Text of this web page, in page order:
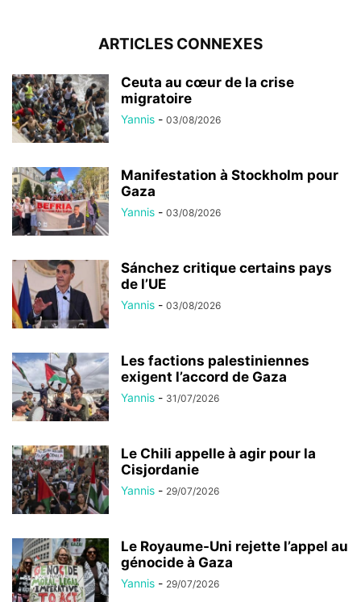
ARTICLES CONNEXES
Ceuta au cœur de la crise
migratoire
Yannis - 03/08/2026
Manifestation à Stockholm pour
Gaza
Yannis - 03/08/2026
Sánchez critique certains pays
de l’UE
Yannis - 03/08/2026
Les factions palestiniennes
exigent l’accord de Gaza
Yannis - 31/07/2026
Le Chili appelle à agir pour la
Cisjordanie
Yannis - 29/07/2026
Le Royaume-Uni rejette l’appel au
génocide à Gaza
Yannis - 29/07/2026